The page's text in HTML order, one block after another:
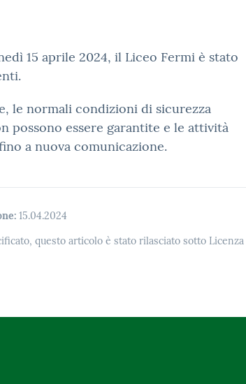
15 aprile 2024, il Liceo Fermi è stato
le normali condizioni di sicurezza
possono essere garantite e le attività
a nuova comunicazione.
15.04.2024
questo articolo è stato rilasciato sotto